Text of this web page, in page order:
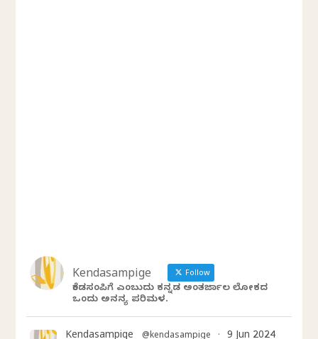
Kendasampige Follow
ಕೆಂಡಸಂಪಿಗೆ ಎಂಬುದು ಕನ್ನಡ ಅಂತರ್ಜಾಲ ಲೋಕದ
ಒಂದು ಅನನ್ಯ ಪರಿಮಳ.
@kendasampige ·